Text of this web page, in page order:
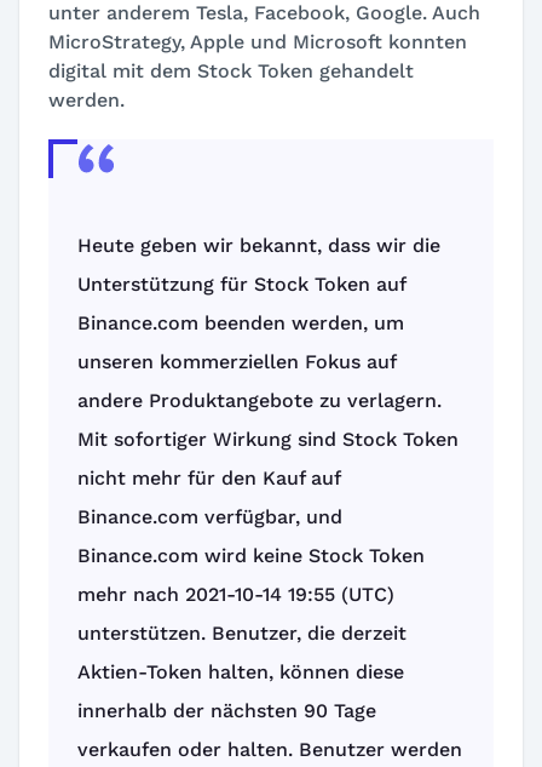
unter anderem Tesla, Facebook, Google. Auch
MicroStrategy, Apple und Microsoft konnten
digital mit dem Stock Token gehandelt
werden.
Heute geben wir bekannt, dass wir die
Unterstützung für Stock Token auf
Binance.com beenden werden, um
unseren kommerziellen Fokus auf
andere Produktangebote zu verlagern.
Mit sofortiger Wirkung sind Stock Token
nicht mehr für den Kauf auf
Binance.com verfügbar, und
Binance.com wird keine Stock Token
mehr nach 2021-10-14 19:55 (UTC)
unterstützen. Benutzer, die derzeit
Aktien-Token halten, können diese
innerhalb der nächsten 90 Tage
verkaufen oder halten. Benutzer werden